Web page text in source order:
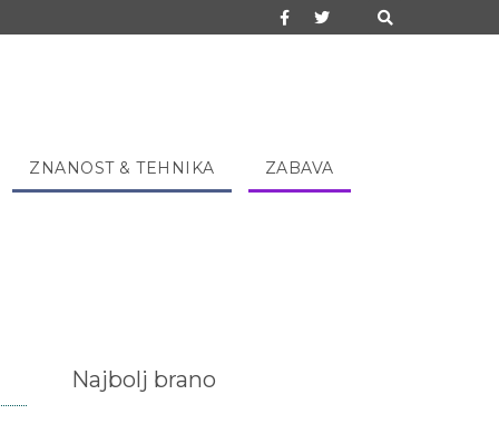
ZNANOST & TEHNIKA ZABAVA
Najbolj brano